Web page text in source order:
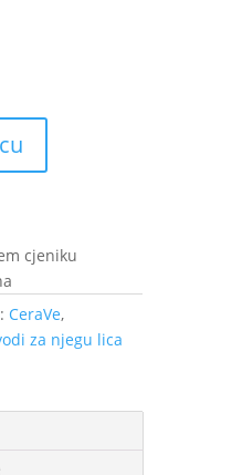
cjeniku
CeraVe,
za njegu lica